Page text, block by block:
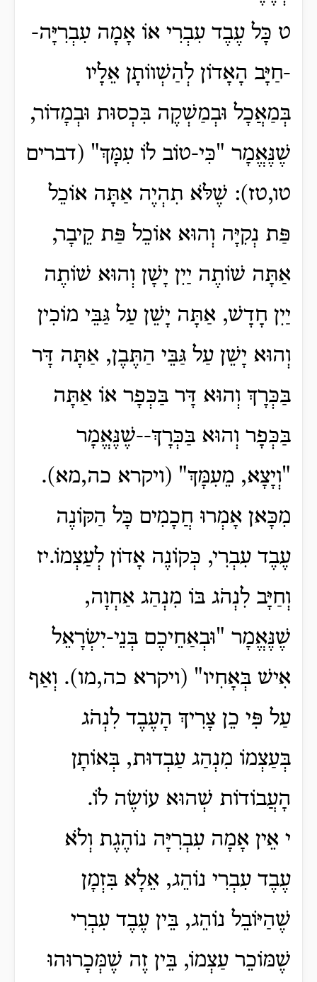
ט כָּל עֶבֶד עִבְרִי אוֹ אָמָה עִבְרִיָּה-
-חַיָּב הָאָדוֹן לְהַשְׁווֹתָן אֵלָיו
בְּמַאֲכָל וּבְמַשְׁקֶה בִּכְסוּת וּבְמָדוֹר,
שֶׁנֶּאֱמָר "כִּי-טוֹב לוֹ עִמָּךְ" (דברים
טו,טז): שֶׁלֹּא תִהְיֶה אַתָּה אוֹכֵל
פַּת נְקִיָּה וְהוּא אוֹכֵל פַּת קֵיבָר,
אַתָּה שׁוֹתֶה יַיִן יָשָׁן וְהוּא שׁוֹתֶה
יַיִן חָדָשׁ, אַתָּה יָשֵׁן עַל גַּבֵּי מוֹכִין
וְהוּא יָשֵׁן עַל גַּבֵּי הַתֶּבֶן, אַתָּה דָּר
בַּכְּרָךְ וְהוּא דָּר בַּכְּפָר אוֹ אַתָּה
בַּכְּפָר וְהוּא בַּכְּרָךְ--שֶׁנֶּאֱמָר
"וְיָצָא, מֵעִמָּךְ" (ויקרא כה,מא).
מִכָּאן אָמְרוּ חֲכָמִים כָּל הַקּוֹנֶה
עֶבֶד עִבְרִי, כְּקוֹנֶה אָדוֹן לְעַצְמוֹ.יז
וְחַיָּב לִנְהֹג בּוֹ מִנְהַג אַחְוָה,
שֶׁנֶּאֱמָר "וּבְאַחֵיכֶם בְּנֵי-יִשְׂרָאֵל
אִישׁ בְּאָחִיו" (ויקרא כה,מו). וְאַף
עַל פִּי כֵן צָרִיךְ הָעֶבֶד לִנְהֹג
בְּעַצְמוֹ מִנְהַג עַבְדוּת, בְּאוֹתָן
הָעֲבוֹדוֹת שְׁהוּא עוֹשֶׂה לוֹ.
י אֵין אָמָה עִבְרִיָּה נוֹהֶגֶת וְלֹא
עֶבֶד עִבְרִי נוֹהֵג, אֵלָא בִּזְמָן
שֶׁהַיּוֹבֵל נוֹהֵג, בֵּין עֶבֶד עִבְרִי
שֶׁמּוֹכֵר עַצְמוֹ, בֵּין זֶה שֶׁמְּכָרוּהוּ